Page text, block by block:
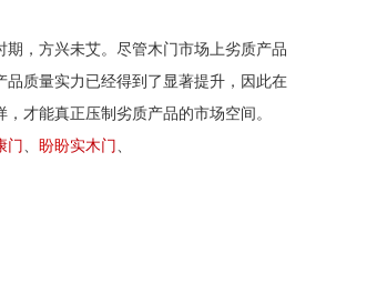
，方兴未艾。尽管木门市场上劣质产品
质量实力已经得到了显著提升，因此在
才能真正压制劣质产品的市场空间。
门、 盼盼实木门 、